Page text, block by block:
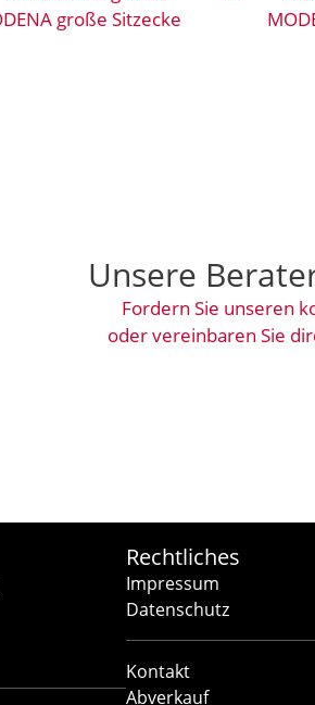
Unsere
Fordern Sie unseren
oder vereinbaren Sie
Rechtliches
Impressum
Datenschutz
Kontakt
Abverkauf